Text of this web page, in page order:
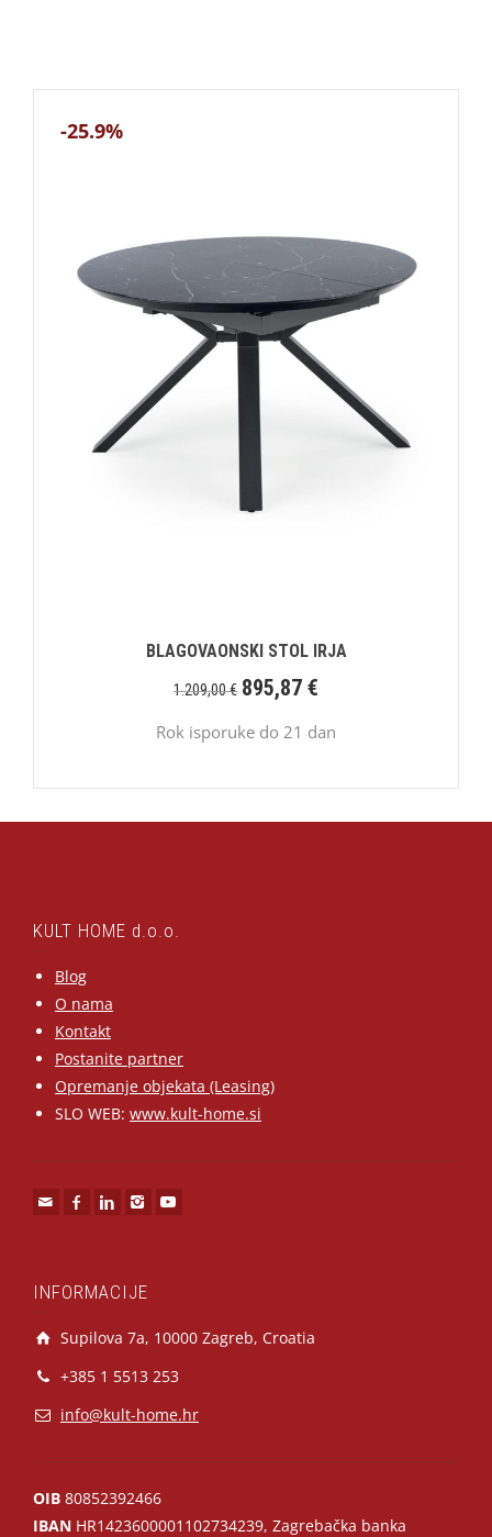
-25.9%
BLAGOVAONSKI STOL IRJA
1.209,00€ 895,87 €
Rok isporuke do 21 dan
KULT HOME d.o.o.
Blog
O nama
Kontakt
Postanite partner
Opremanje objekata (Leasing)
SLO WEB: www.kult-home.si
INFORMACIJE
Supilova 7a, 10000 Zagreb, Croatia
+385 1 5513 253
info@kult-home.hr
OIB 80852392466
IBAN HR1423600001102734239, Zagrebačka banka